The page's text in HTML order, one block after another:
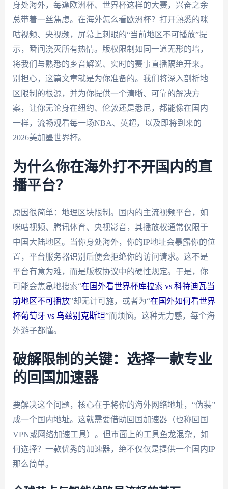
身处海外，每逢欧洲杯、世界杯这样的大赛，兴奋之余
总带着一丝焦虑。在海外怎么看欧洲杯？打开熟悉的咪
咕视频、央视频，屏幕上刺眼的“当前地区不可播放”提
示，瞬间浇灭所有热情。版权限制如同一道无形的墙，
将我们与熟悉的乡音解说、实时的赛事直播隔绝开来。
别担心，这篇文章就是为你准备的。我们将深入剖析地
区限制的根源，并为你提供一个清晰、可靠的解决方
案，让你无论身在纽约、伦敦还是悉尼，都能像在国内
一样，流畅观看每一场NBA、英超，以及即将到来的
2026美加墨世界杯。
为什么你在海外打不开国内的直
播平台？
原因很简单：地理区块限制。国内的主流视频平台，如
咪咕视频、腾讯体育、央视影音，其播放权通常仅限于
中国大陆地区。当你身处海外，你的IP地址会暴露你的位
置，平台服务器识别后便会拒绝你的访问请求。这不是
平台有意为难，而是版权协议中的硬性规定。于是，你
可能会焦急地搜索“在国外看世界杯库拉索 vs 科特迪瓦当
前地区不可播放”却无计可施，或者为“在国外如何看世界
杯葡萄牙 vs 乌兹别克斯坦”而烦恼。这种无力感，每个海
外游子都懂。
破解限制的关键：选择一款专业
的回国加速器
要解决这个问题，核心在于将你的海外网络地址，“伪装”
成一个国内地址。这就需要借助回国加速器（也称回国
VPN或网络加速工具）。但市面上的工具鱼龙混杂，如
何选择？一款优秀的加速器，绝不仅仅是提供一个国内IP
那么简单。